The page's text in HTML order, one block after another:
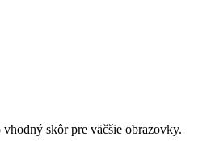
skôr pre väčšie obrazovky.